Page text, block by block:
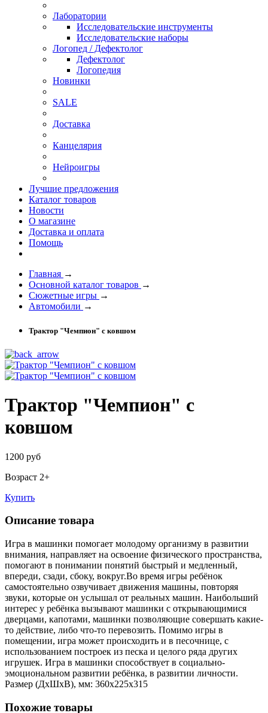
Лаборатории
Исследовательские инструменты
Исследовательские наборы
Логопед / Дефектолог
Дефектолог
Логопедия
Новинки
SALE
Доставка
Канцелярия
Нейроигры
Лучшие предложения
Каталог товаров
Новости
О магазине
Доставка и оплата
Помощь
Главная →
Основной каталог товаров →
Сюжетные игры →
Автомобили →
Трактор "Чемпион" с ковшом
Трактор "Чемпион" с
ковшом
1200 руб
Возраст 2+
Купить
Описание товара
Игра в машинки помогает молодому организму в развитии
внимания, направляет на освоение физического пространства,
помогают в понимании понятий быстрый и медленный,
впереди, сзади, сбоку, вокруг.Во время игры ребёнок
самостоятельно озвучивает движения машины, повторяя
звуки, которые он услышал от реальных машин. Наибольший
интерес у ребёнка вызывают машинки с открывающимися
дверцами, капотами, машинки позволяющие совершать какие-
то действие, либо что-то перевозить. Помимо игры в
помещении, игра может происходить и в песочнице, с
использованием построек из песка и целого ряда других
игрушек. Игра в машинки способствует в социально-
эмоциональном развитии ребёнка, в развитии личности.
Размер (ДхШхВ), мм: 360x225x315
Похожие товары